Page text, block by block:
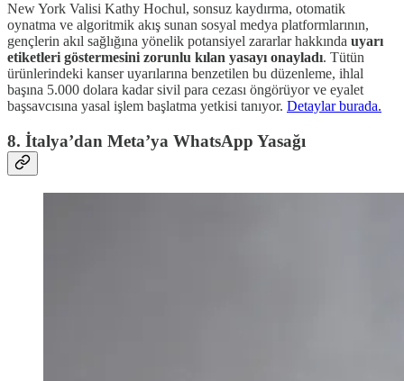
New York Valisi Kathy Hochul, sonsuz kaydırma, otomatik
oynatma ve algoritmik akış sunan sosyal medya platformlarının,
gençlerin akıl sağlığına yönelik potansiyel zararlar hakkında uyarı
etiketleri göstermesini zorunlu kılan yasayı onayladı. Tütün
ürünlerindeki kanser uyarılarına benzetilen bu düzenleme, ihlal
başına 5.000 dolara kadar sivil para cezası öngörüyor ve eyalet
başsavcısına yasal işlem başlatma yetkisi tanıyor. Detaylar burada.
8. İtalya’dan Meta’ya WhatsApp Yasağı